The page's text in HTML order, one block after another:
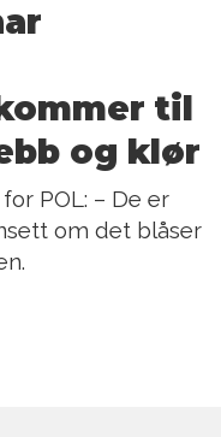
til
og klør
POL: – De er
om det blåser